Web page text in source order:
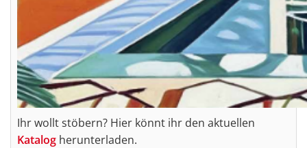
Ihr wollt stöbern? Hier könnt ihr den aktuellen
Katalog herunterladen.